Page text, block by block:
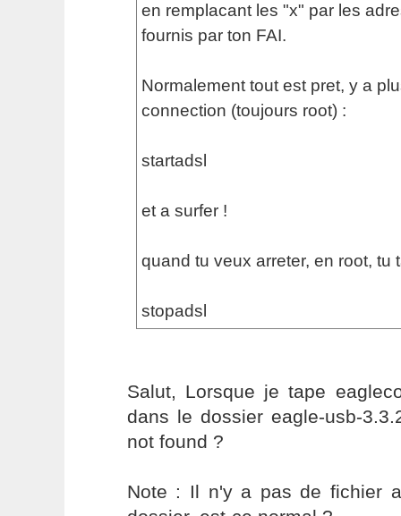
en remplacant les "x" par les
fournis par ton FAI.
Normalement tout est pret, y a
connection (toujours root) :
startadsl
et a surfer !
quand tu veux arreter, en root, tu
stopadsl
Salut, Lorsque je tape
dans le dossier eagle-usb-
not found ?
Note : Il n'y a pas de fichier